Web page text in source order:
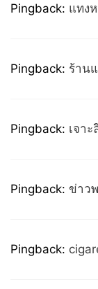
Pingback: แทง
Pingback: ร้าน
Pingback: เจา
Pingback: ข่าว
Pingback: